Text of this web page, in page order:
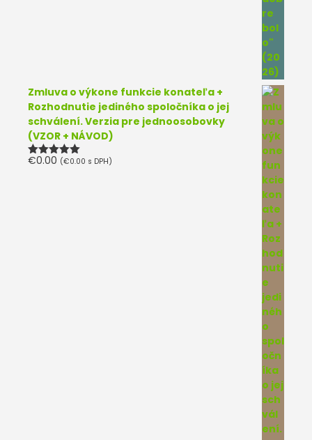
Zmluva o výkone funkcie konateľa +
Rozhodnutie jediného spoločníka o jej
schválení. Verzia pre jednoosobovky
(VZOR + NÁVOD)
Hodnotenie
€0.00 (€0.00 s DPH)